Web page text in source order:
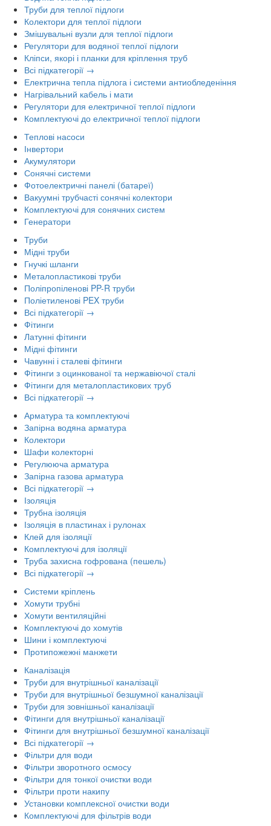
Труби для теплої підлоги
Колектори для теплої підлоги
Змішувальні вузли для теплої підлоги
Регулятори для водяної теплої підлоги
Кліпси, якорі і планки для кріплення труб
Всі підкатегорії →
Електрична тепла підлога і системи антиобледеніння
Нагрівальний кабель і мати
Регулятори для електричної теплої підлоги
Комплектуючі до електричної теплої підлоги
Теплові насоси
Інвертори
Акумулятори
Сонячні системи
Фотоелектричні панелі (батареї)
Вакуумні трубчасті сонячні колектори
Комплектуючі для сонячних систем
Генератори
Труби
Мідні труби
Гнучкі шланги
Металопластикові труби
Поліпропіленові PP-R труби
Поліетиленові PEX труби
Всі підкатегорії →
Фітинги
Латунні фітинги
Мідні фітинги
Чавунні і сталеві фітинги
Фітинги з оцинкованої та нержавіючої сталі
Фітинги для металопластикових труб
Всі підкатегорії →
Арматура та комплектуючі
Запірна водяна арматура
Колектори
Шафи колекторні
Регулююча арматура
Запірна газова арматура
Всі підкатегорії →
Ізоляція
Трубна ізоляція
Ізоляція в пластинах і рулонах
Клей для ізоляції
Комплектуючі для ізоляції
Труба захисна гофрована (пешель)
Всі підкатегорії →
Системи кріплень
Хомути трубні
Хомути вентиляційні
Комплектуючі до хомутів
Шини і комплектуючі
Протипожежні манжети
Каналізація
Труби для внутрішньої каналізації
Труби для внутрішньої безшумної каналізації
Труби для зовнішньої каналізації
Фітинги для внутрішньої каналізації
Фітинги для внутрішньої безшумної каналізації
Всі підкатегорії →
Фільтри для води
Фільтри зворотного осмосу
Фільтри для тонкої очистки води
Фільтри проти накипу
Установки комплексної очистки води
Комплектуючі для фільтрів води